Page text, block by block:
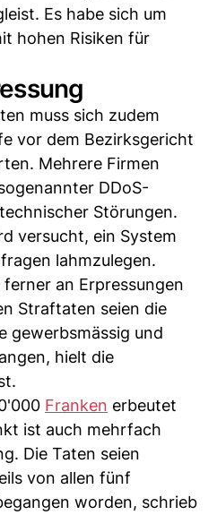
Es habe sich um
hohen Risiken für
muss sich zudem
vor dem Bezirksgericht
Mehrere Firmen
DDoS-
Störungen.
versucht, ein System
lahmzulegen.
an Erpressungen
Straftaten seien die
gewerbsmässig und
hielt die
Franken erbeutet
ist auch mehrfach
Die Taten seien
von allen fünf
worden, schrieb